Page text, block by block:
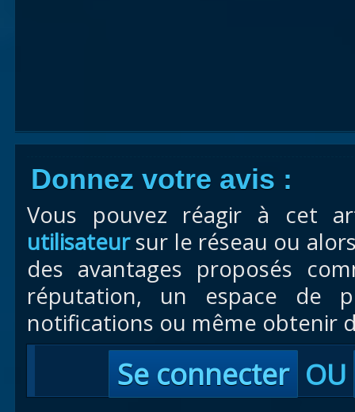
Donnez votre avis :
Vous pouvez réagir à cet
utilisateursur le réseau ou
des avantages proposés
réputation, un espace de
notifications ou même obtenir
Se connecter OU